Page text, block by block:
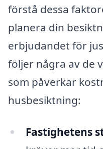
förstå dessa
planera din
erbjudandet för
följer några av de
som påverkar
husbesiktning:
Fastighetens